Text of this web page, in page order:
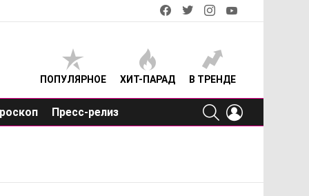
facebooktwitterinstagram
ПОПУЛЯРНОЕ ХИТ-ПАРАД В ТРЕНДЕ
Пресс-релиз
SEARCH